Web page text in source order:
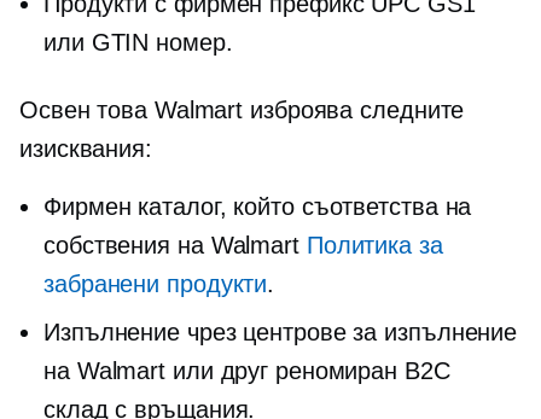
или GTIN номер.
Освен това Walmart изброява следните
изисквания:
Фирмен каталог, който съответства на
собствения на Walmart Политика за
забранени продукти.
Изпълнение чрез центрове за изпълнение
на Walmart или друг реномиран B2C
склад с връщания.